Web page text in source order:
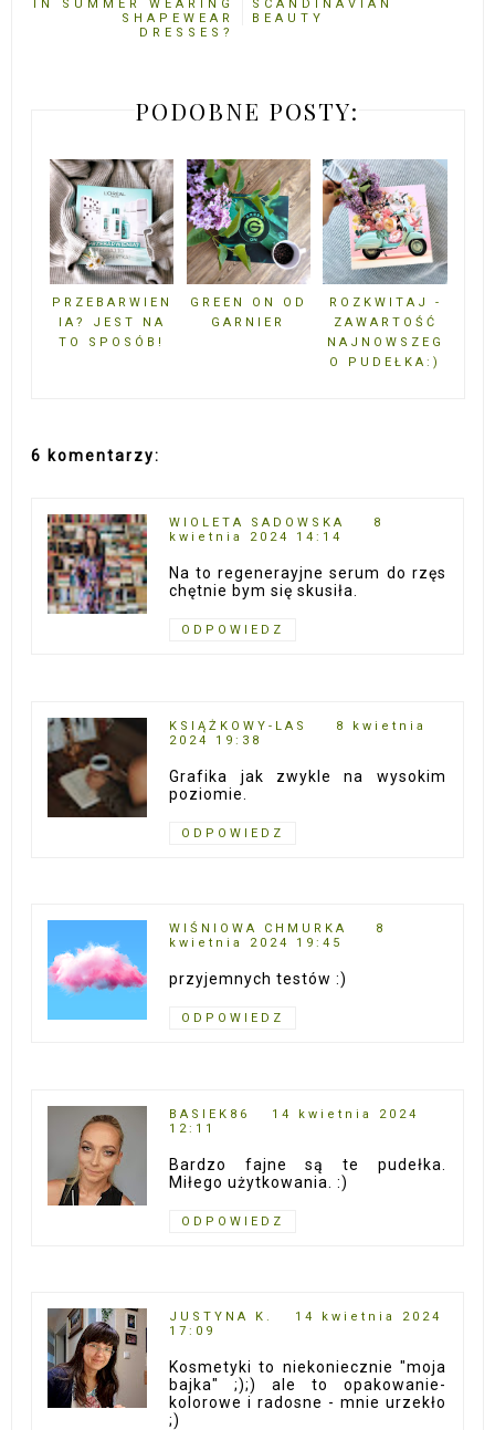
IN SUMMER WEARING
SHAPEWEAR
DRESSES?
SCANDINAVIAN
BEAUTY
PODOBNE POSTY:
PRZEBARWIEN
IA? JEST NA
TO SPOSÓB!
GREEN ON OD
GARNIER
ROZKWITAJ -
ZAWARTOŚĆ
NAJNOWSZEG
O PUDEŁKA:)
6 komentarzy:
WIOLETA SADOWSKA
8
kwietnia 2024 14:14
Na to regenerayjne serum do rzęs
chętnie bym się skusiła.
ODPOWIEDZ
KSIĄŻKOWY-LAS
8 kwietnia
2024 19:38
Grafika jak zwykle na wysokim
poziomie.
ODPOWIEDZ
WIŚNIOWA CHMURKA
8
kwietnia 2024 19:45
przyjemnych testów :)
ODPOWIEDZ
BASIEK86
14 kwietnia 2024
12:11
Bardzo fajne są te pudełka.
Miłego użytkowania. :)
ODPOWIEDZ
JUSTYNA K.
14 kwietnia 2024
17:09
Kosmetyki to niekoniecznie "moja
bajka" ;);) ale to opakowanie-
kolorowe i radosne - mnie urzekło
;)